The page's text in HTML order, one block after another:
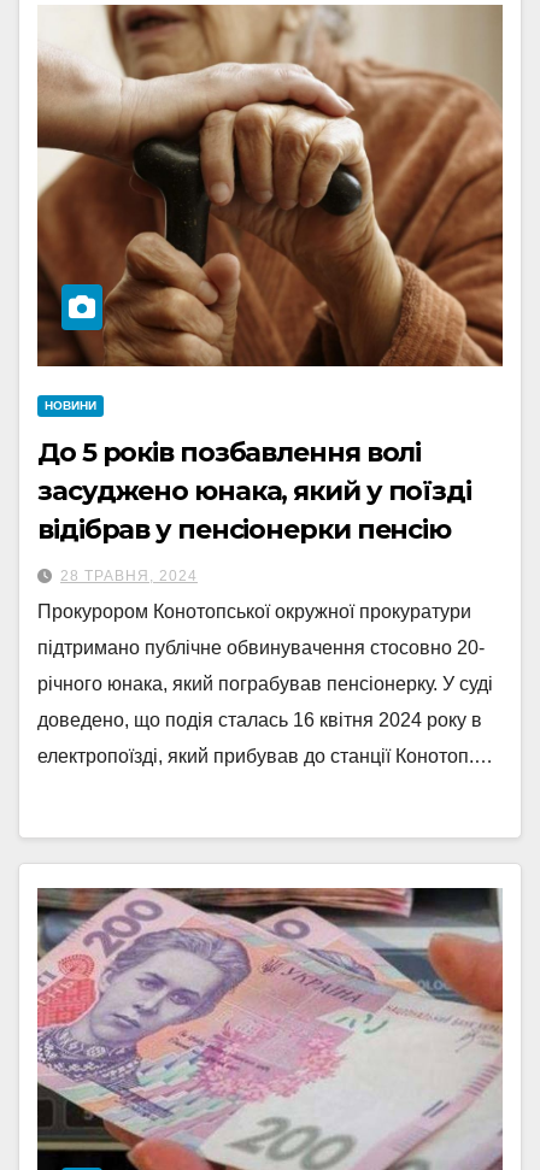
НОВИНИ
До 5 років позбавлення волі
засуджено юнака, який у поїзді
відібрав у пенсіонерки пенсію
28 ТРАВНЯ, 2024
Прокурором Конотопської окружної прокуратури
підтримано публічне обвинувачення стосовно 20-
річного юнака, який пограбував пенсіонерку. У суді
доведено, що подія сталась 16 квітня 2024 року в
електропоїзді, який прибував до станції Конотоп.…